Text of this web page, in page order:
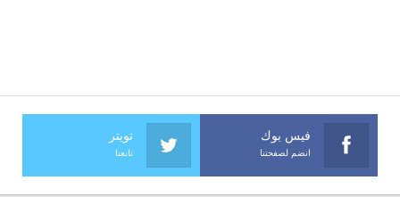
فيس بوك
انضم لصفحتنا
تويتر
تابعنا